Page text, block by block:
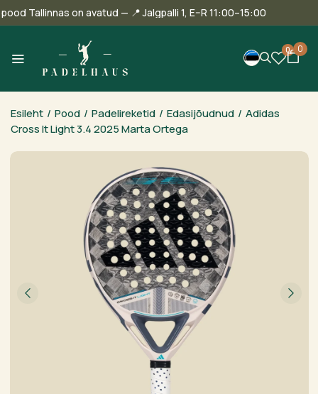
pood Tallinnas on avatud — 📍 Jalgpalli 1, E–R 11:00–15:00
0 0
Esileht / Pood / Padelireketid / Edasijõudnud / Adidas
Cross It Light 3.4 2025 Marta Ortega